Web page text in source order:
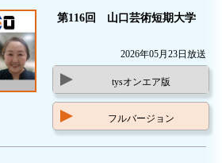
第116回 山口芸術短期大学
2026年05月23日放送
tysオンエア版
フルバージョン